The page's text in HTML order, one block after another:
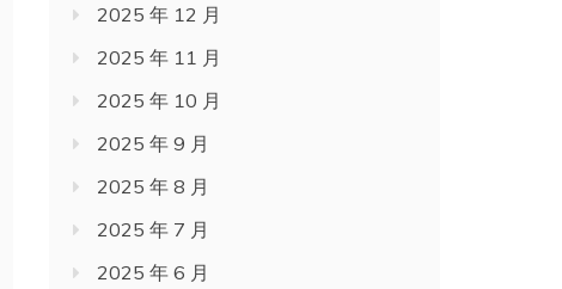
2025 年 12 月
2025 年 11 月
2025 年 10 月
2025 年 9 月
2025 年 8 月
2025 年 7 月
2025 年 6 月